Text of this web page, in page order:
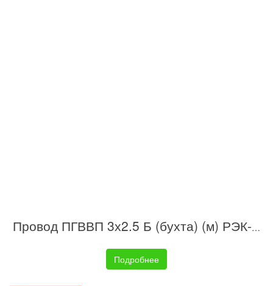
Провод ПГВВП 3х2.5 Б (бухта) (м) РЭК-PRYSMIAN 1003050201
Подробнее